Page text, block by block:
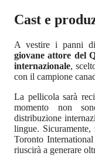
Cast e
A vestire i panni
giovane attore del
internazionale,
con il campione
La pellicola sarà
momento non
distribuzione
lingue.
Toronto
riuscirà a generare